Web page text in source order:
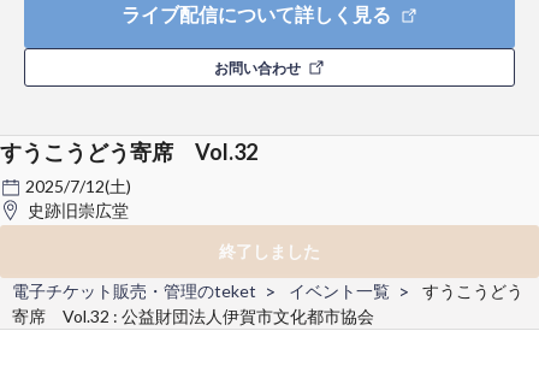
ライブ配信について詳しく見る
お問い合わせ
すうこうどう寄席 Vol.32
2025/7/12(土)
史跡旧崇広堂
終了しました
電子チケット販売・管理のteket
イベント一覧
すうこうどう
寄席 Vol.32 : 公益財団法人伊賀市文化都市協会